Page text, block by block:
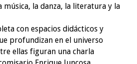
música, la danza, la literatura y la
con espacios didácticos y
profundizan en el universo
ellas figuran una charla